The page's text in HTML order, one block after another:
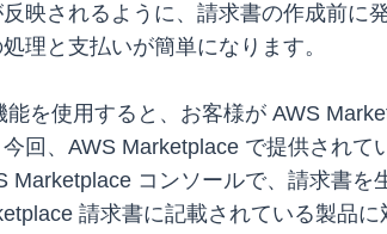
映されるように、請求書の作成前
理と支払いが簡単になります。
を使用すると、お客様が AWS
回、AWS Marketplace で提供され
Marketplace コンソールで、請求書
請求書に記載されている製品